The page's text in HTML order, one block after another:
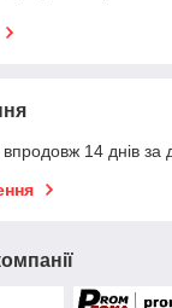
14 днів за